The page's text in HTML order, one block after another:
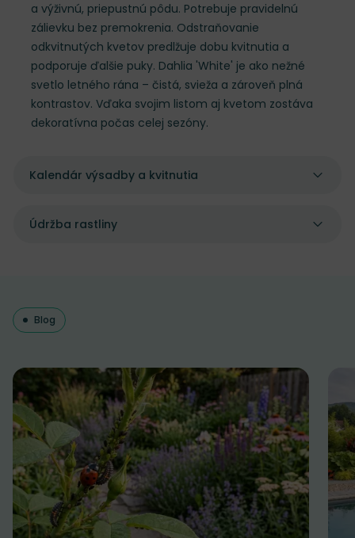
a výživnú, priepustnú pôdu. Potrebuje pravidelnú
zálievku bez premokrenia. Odstraňovanie
odkvitnutých kvetov predlžuje dobu kvitnutia a
podporuje ďalšie puky. Dahlia 'White' je ako nežné
svetlo letného rána – čistá, svieža a zároveň plná
kontrastov. Vďaka svojim listom aj kvetom zostáva
dekoratívna počas celej sezóny.
Kalendár výsadby a kvitnutia
Údržba rastliny
Blog